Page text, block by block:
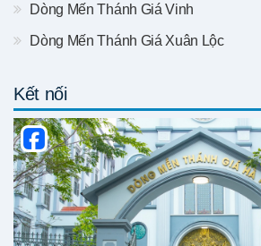
Dòng Mến Thánh Giá Vinh
Dòng Mến Thánh Giá Xuân Lộc
Kết nối